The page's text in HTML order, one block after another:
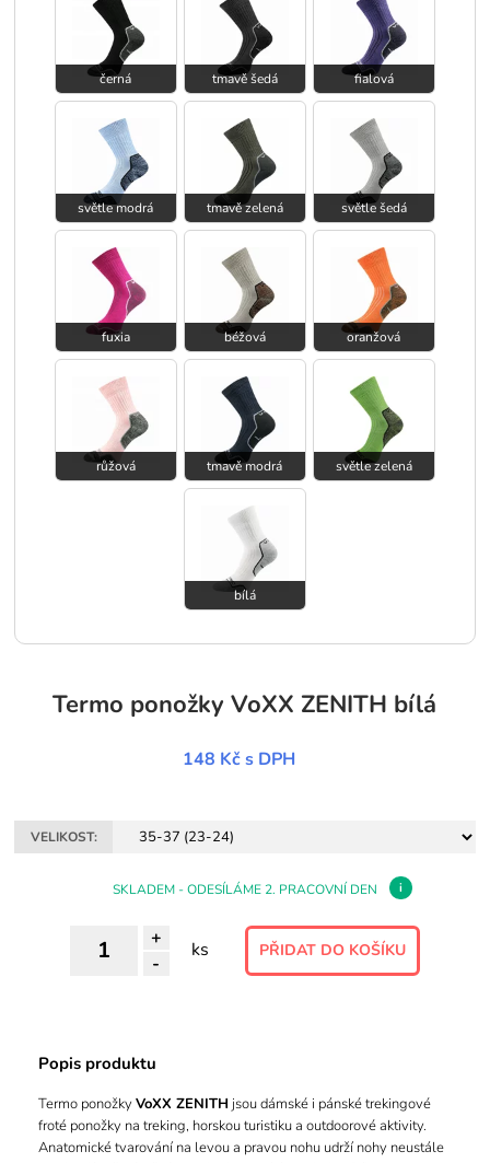
černá tmavě šedá fialová
světle modrá tmavě zelená světle šedá
fuxia béžová oranžová
růžová tmavě modrá světle zelená
bílá
Termo ponožky VoXX ZENITH bílá
148 Kč s DPH
VELIKOST:
SKLADEM - ODESÍLÁME 2. PRACOVNÍ DEN i
+
-
ks
Popis produktu
Termo ponožkyVoXX ZENITH jsou dámské i pánské trekingové
froté ponožky na treking, horskou turistiku a outdoorové aktivity.
Anatomické tvarování na levou a pravou nohu udrží nohy neustále